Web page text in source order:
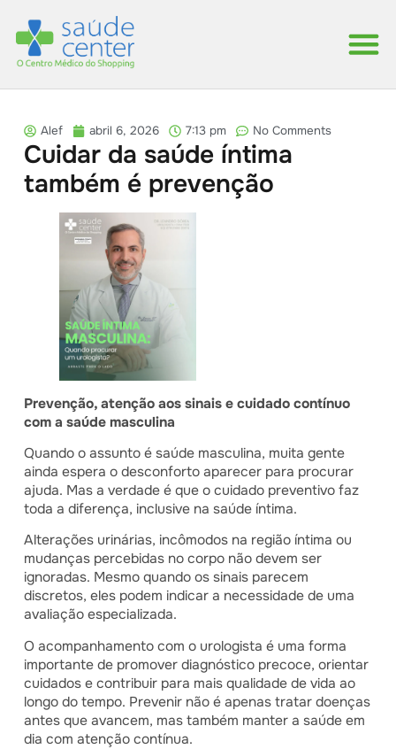
Alef abril 6, 2026 7:13 pm No Comments
Cuidar da saúde íntima
também é prevenção
Prevenção, atenção aos sinais e cuidado contínuo
com a saúde masculina
Quando o assunto é saúde masculina, muita gente
ainda espera o desconforto aparecer para procurar
ajuda. Mas a verdade é que o cuidado preventivo faz
toda a diferença, inclusive na saúde íntima.
Alterações urinárias, incômodos na região íntima ou
mudanças percebidas no corpo não devem ser
ignoradas. Mesmo quando os sinais parecem
discretos, eles podem indicar a necessidade de uma
avaliação especializada.
O acompanhamento com o urologista é uma forma
importante de promover diagnóstico precoce, orientar
cuidados e contribuir para mais qualidade de vida ao
longo do tempo. Prevenir não é apenas tratar doenças
antes que avancem, mas também manter a saúde em
dia com atenção contínua.